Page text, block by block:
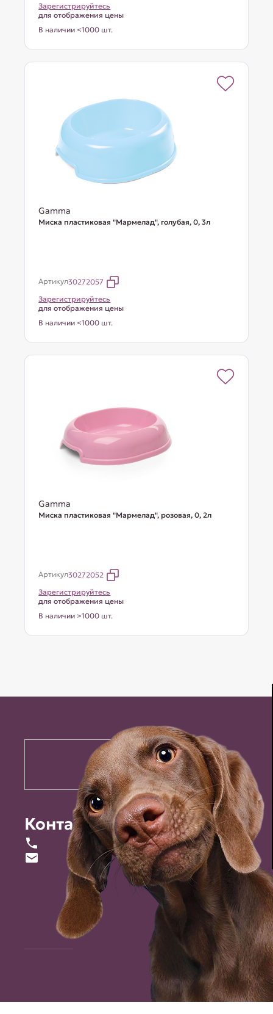
Зарегистрируйтесь
для отображения цены
В наличии <1000 шт.
Gamma
Миска пластиковая "Мармелад", голубая, 0, 3л
Артикул30272057
Зарегистрируйтесь
для отображения цены
В наличии <1000 шт.
Gamma
Миска пластиковая "Мармелад", розовая, 0, 2л
Артикул30272052
Зарегистрируйтесь
для отображения цены
В наличии >1000 шт.
Контакты